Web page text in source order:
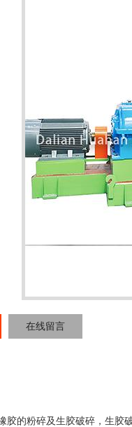
在线留言
的粉碎及生胶破碎，生胶